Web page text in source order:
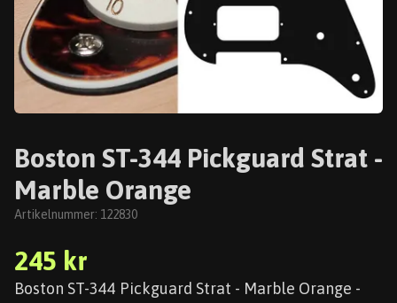
Boston ST-344 Pickguard Strat -
Marble Orange
Artikelnummer: 122830
245 kr
Boston ST-344 Pickguard Strat - Marble Orange -